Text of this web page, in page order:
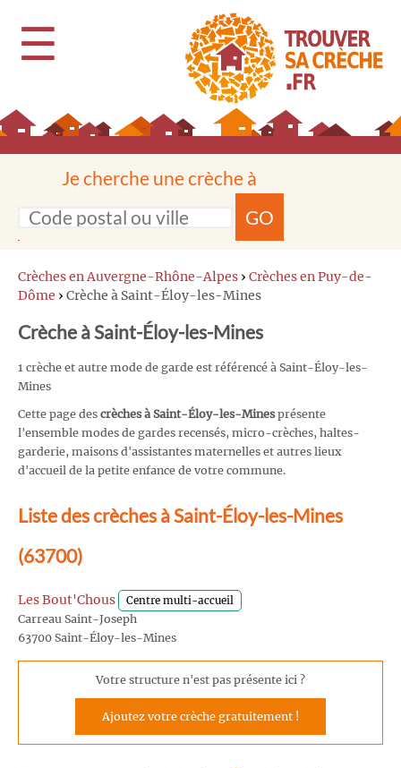
☰
Je cherche une crèche à
GO
Crèches en Auvergne-Rhône-Alpes › Crèches en Puy-de-
Dôme › Crèche à Saint-Éloy-les-Mines
Crèche à Saint-Éloy-les-Mines
1 crèche et autre mode de garde est référencé à Saint-Éloy-les-
Mines
Cette page des crèches à Saint-Éloy-les-Minesprésente
l'ensemble modes de gardes recensés, micro-crèches, haltes-
garderie, maisons d'assistantes maternelles et autres lieux
d'accueil de la petite enfance de votre commune.
Liste des crèches à Saint-Éloy-les-Mines
(63700)
Les Bout'Chous Centre multi-accueil
Carreau Saint-Joseph
63700 Saint-Éloy-les-Mines
Votre structure n'est pas présente ici ?
Ajoutez votre crèche gratuitement !